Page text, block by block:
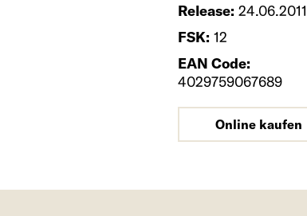
Release: 24.06.2011
FSK: 12
EAN Code:
4029759067689
Online kaufen